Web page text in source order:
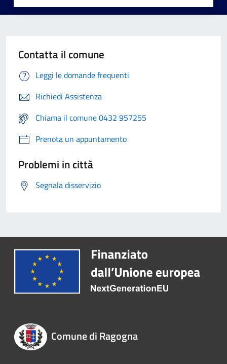
Contatta il comune
Leggi le domande frequenti
Richiedi Assistenza
Chiama il comune 0432 957255
Prenota un appuntamento
Problemi in città
Segnala disservizio
Comune di Ragogna